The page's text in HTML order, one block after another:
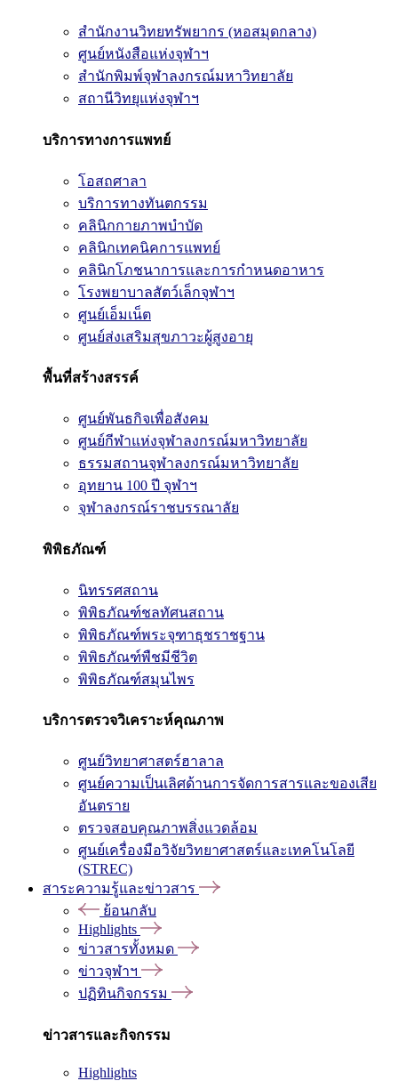
สำนักงานวิทยทรัพยากร (หอสมุดกลาง)
ศูนย์หนังสือแห่งจุฬาฯ
สำนักพิมพ์จุฬาลงกรณ์มหาวิทยาลัย
สถานีวิทยุแห่งจุฬาฯ
บริการทางการแพทย์
โอสถศาลา
บริการทางทันตกรรม
คลินิกกายภาพบำบัด
คลินิกเทคนิคการแพทย์
คลินิกโภชนาการและการกำหนดอาหาร
โรงพยาบาลสัตว์เล็กจุฬาฯ
ศูนย์เอ็มเน็ต
ศูนย์ส่งเสริมสุขภาวะผู้สูงอายุ
พื้นที่สร้างสรรค์
ศูนย์พันธกิจเพื่อสังคม
ศูนย์กีฬาแห่งจุฬาลงกรณ์มหาวิทยาลัย
ธรรมสถานจุฬาลงกรณ์มหาวิทยาลัย
อุทยาน 100 ปี จุฬาฯ
จุฬาลงกรณ์ราชบรรณาลัย
พิพิธภัณฑ์
นิทรรศสถาน
พิพิธภัณฑ์ชลทัศนสถาน
พิพิธภัณฑ์พระจุฑาธุชราชฐาน
พิพิธภัณฑ์พืชมีชีวิต
พิพิธภัณฑ์สมุนไพร
บริการตรวจวิเคราะห์คุณภาพ
ศูนย์วิทยาศาสตร์ฮาลาล
ศูนย์ความเป็นเลิศด้านการจัดการสารและของเสีย
อันตราย
ตรวจสอบคุณภาพสิ่งแวดล้อม
ศูนย์เครื่องมือวิจัยวิทยาศาสตร์และเทคโนโลยี
(STREC)
สาระความรู้และข่าวสาร
ย้อนกลับ
Highlights
ข่าวสารทั้งหมด
ข่าวจุฬาฯ
ปฏิทินกิจกรรม
ข่าวสารและกิจกรรม
Highlights